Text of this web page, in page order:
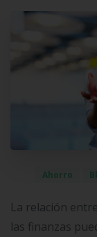
Ahorro
La relación
las finanzas